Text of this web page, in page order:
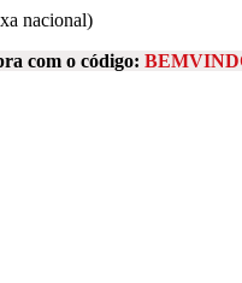
nacional)
com o código: